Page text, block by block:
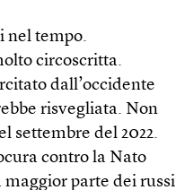
nel tempo.
circoscritta.
dall’occidente
risvegliata. Non
settembre del 2022.
contro la Nato
parte dei russi